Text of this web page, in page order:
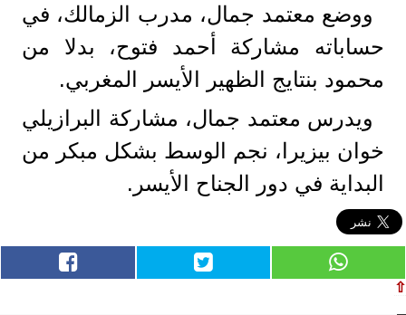
ووضع معتمد جمال، مدرب الزمالك، في
حساباته مشاركة أحمد فتوح، بدلا من
محمود بنتايج الظهير الأيسر المغربي.
ويدرس معتمد جمال، مشاركة البرازيلي
خوان بيزيرا، نجم الوسط بشكل مبكر من
البداية في دور الجناح الأيسر.
⇧